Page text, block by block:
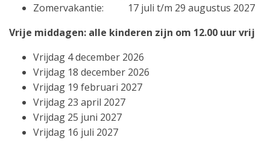
Zomervakantie: 17 juli t/m 29 augustus 2027
Vrije middagen: alle kinderen zijn om 12.00 uur vrij
Vrijdag 4 december 2026
Vrijdag 18 december 2026
Vrijdag 19 februari 2027
Vrijdag 23 april 2027
Vrijdag 25 juni 2027
Vrijdag 16 juli 2027